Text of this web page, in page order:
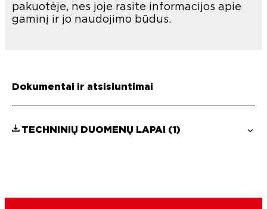
pakuotėje, nes joje rasite informacijos apie
gaminį ir jo naudojimo būdus.
Dokumentai ir atsisiuntimai
TECHNINIŲ DUOMENŲ LAPAI (1)